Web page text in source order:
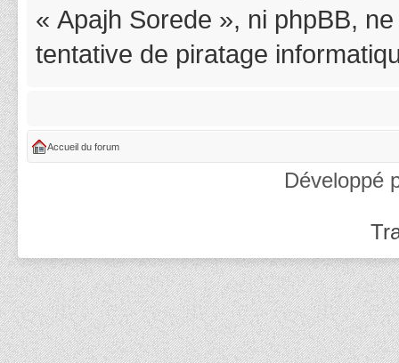
« Apajh Sorede », ni phpBB,
tentative de piratage
Accueil du forum
Développé